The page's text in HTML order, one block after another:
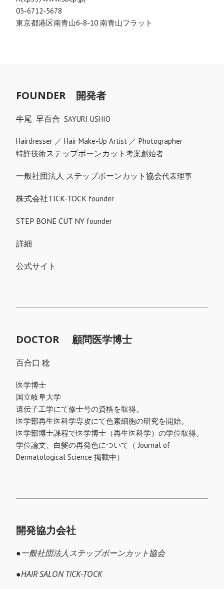
03-6712-5678
東京都港区南青山6-8-10 南青山フラット
FOUNDER 開発者
牛尾 早百合 SAYURI USHIO
Hairdresser ／ Hair Make-Up Artist ／ Photographer
特許技術ステップボーンカット考案創始者
一般社団法人 ステップボーンカット協会代表理事
株式会社TICK-TOCK founder
STEP BONE CUT NY founder
詳細
公式サイト
DOCTOR 顧問医学博士
百合口 稔
医学博士
国立岐阜大学
遺伝子工学にて修士号の資格を取得。
医学部再生医科学専攻にて色素細胞の研究を開始。
医学部博士課程で医学博士（再生医科学）の学位取得。
学位論文、白髪の再発色について（ Journal of
Dermatological Science 掲載中）
開発協力会社
●一般社団法人ステップボーンカット協会​
●HAIR SALON TICK-TOCK